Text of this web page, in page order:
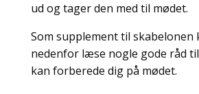
ud og tager den med til mødet.
Som supplement til skabelonen
nedenfor læse nogle gode råd
kan forberede dig på mødet.